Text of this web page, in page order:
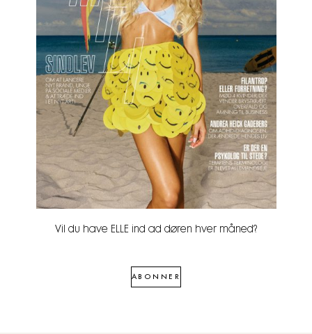
Vil du have ELLE ind ad døren hver måned?
ABONNER